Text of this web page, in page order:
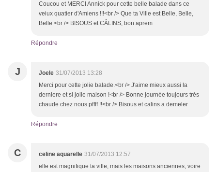
Coucou et MERCI Annick pour cette belle balade dans ce
veiux quatier d'Amiens !!!<br /> Que ta Ville est Belle, Belle,
Belle <br /> BISOUS et CÂLINS, bon aprem
Répondre
J Joele 31/07/2013 13:28
Merci pour cette jolie balade.<br /> J'aime mieux aussi la
derniere et si jolie maison !<br /> Bonne journée toujours très
chaude chez nous pffff !!<br /> Bisous et calins a demeler
Répondre
C celine aquarelle 31/07/2013 12:57
elle est magnifique ta ville, mais les maisons anciennes, voire